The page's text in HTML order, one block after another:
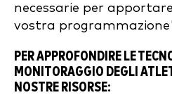
necessarie per
vostra
PER APPROFONDIRE LE
MONITORAGGIO DEGLI
NOSTRE RISORSE: